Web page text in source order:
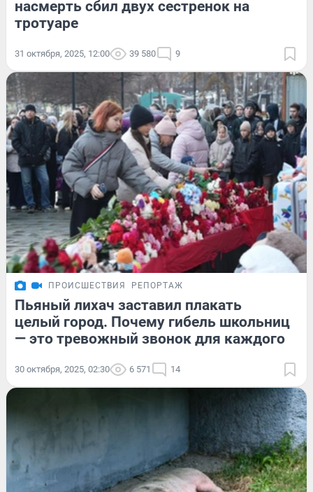
насмерть сбил двух сестренок на
тротуаре
31 октября, 2025, 12:00 39 580 9
ПРОИСШЕСТВИЯ РЕПОРТАЖ
Пьяный лихач заставил плакать
целый город. Почему гибель школьниц
— это тревожный звонок для каждого
30 октября, 2025, 02:30 6 571 14